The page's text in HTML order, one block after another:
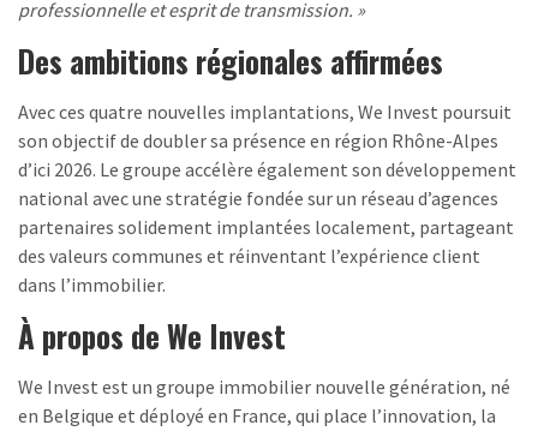
professionnelle et esprit de transmission. »
Des ambitions régionales affirmées
Avec ces quatre nouvelles implantations, We Invest poursuit
son objectif de doubler sa présence en région Rhône-Alpes
d’ici 2026. Le groupe accélère également son développement
national avec une stratégie fondée sur un réseau d’agences
partenaires solidement implantées localement, partageant
des valeurs communes et réinventant l’expérience client
dans l’immobilier.
À propos de We Invest
We Invest est un groupe immobilier nouvelle génération, né
en Belgique et déployé en France, qui place l’innovation, la